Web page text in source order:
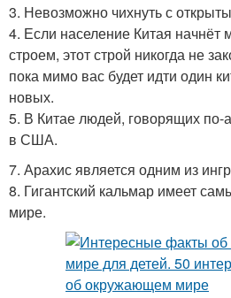
3. Невозможно чихнуть с
4. Если население Китая
строем, этот строй никогда не
пока мимо вас будет идти один
новых.
5. В Китае людей, говорящих по-
в США.
7. Арахис является одним из
8. Гигантский кальмар имеет
мире.